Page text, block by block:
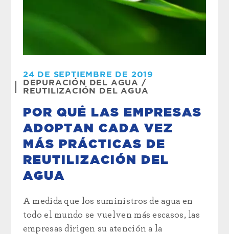
24 DE SEPTIEMBRE DE 2019
DEPURACIÓN DEL AGUA /
REUTILIZACIÓN DEL AGUA
POR QUÉ LAS EMPRESAS
ADOPTAN CADA VEZ
MÁS PRÁCTICAS DE
REUTILIZACIÓN DEL
AGUA
A medida que los suministros de agua en
todo el mundo se vuelven más escasos, las
empresas dirigen su atención a la